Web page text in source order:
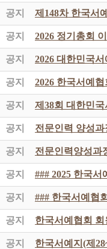
공지 제148차 한국서
공지 2026 정기총회
공지 2026 대한민국
공지 2026 한국서예
공지 제38회 대한민
공지 전문인력 양성과
공지 전문인력양성과
공지 ### 2025 한국
공지 ### 한국서예협
공지 한국서예협회 회
공지 한국서예지(제